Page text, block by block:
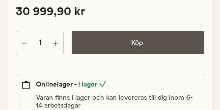
Pris
999,90
kr.
Ordinarie
30
999,90
Pris 30 999,90 kr
30 999,90 kr
Antal Köp
Onlinelager - I lager
Varan finns i lager och kan levereras till dig inom 6-
14 arbetsdagar